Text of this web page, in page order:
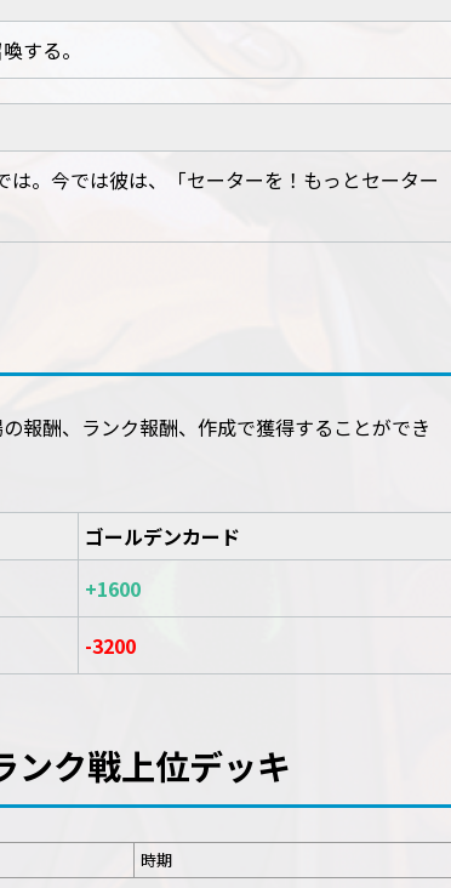
する。
。今では彼は、「セーターを！もっとセーター
報酬、ランク報酬、作成で獲得することができ
ゴールデンカード
+1600
-3200
ンク戦上位デッキ
時期